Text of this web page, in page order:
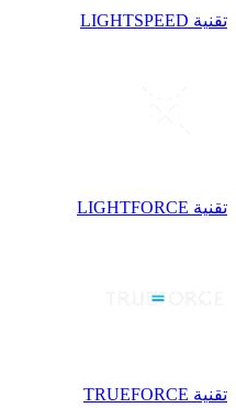
تقنية LIGHTSPEED
تقنية LIGHTFORCE
تقنية TRUEFORCE